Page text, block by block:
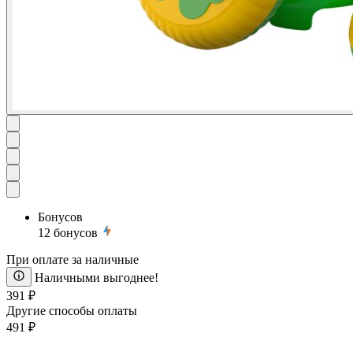
Бонусов
12 бонусов
При оплате за наличные
Наличными выгоднее!
391 ₽
Другие способы оплаты
491 ₽